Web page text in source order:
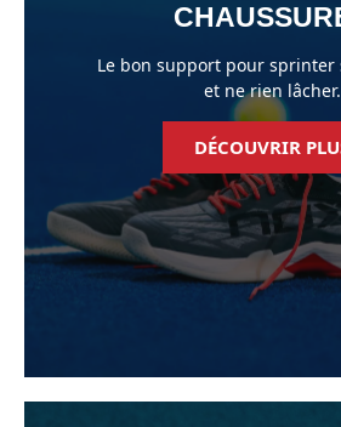
Le bon support pour
et ne rien lâcher.
DÉCOUVRIR